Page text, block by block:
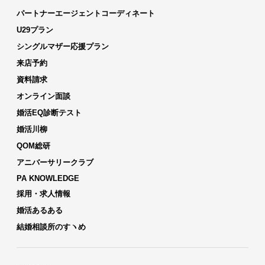
パートナーエージェントコーディネート
U29プラン
シングルマザー応援プラン
来店予約
資料請求
オンライン面談
婚活EQ診断テスト
婚活川柳
QOM総研
アニバーサリークラブ
PA KNOWLEDGE
採用・求人情報
婚活あるある
結婚相談所のすヽめ